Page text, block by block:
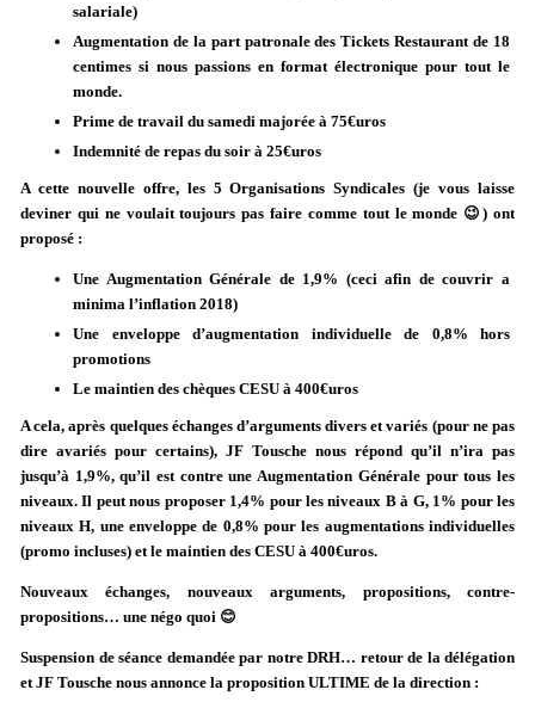
salariale)
Augmentation de la part patronale des Tickets Restaurant de 18
centimes si nous passions en format électronique pour tout le
monde.
Prime de travail du samedi majorée à 75€uros
Indemnité de repas du soir à 25€uros
A cette nouvelle offre, les 5 Organisations Syndicales (je vous laisse
deviner qui ne voulait toujours pas faire comme tout le monde 😉) ont
proposé :
Une Augmentation Générale de 1,9% (ceci afin de couvrir a
minima l’inflation 2018)
Une enveloppe d’augmentation individuelle de 0,8% hors
promotions
Le maintien des chèques CESU à 400€uros
A cela, après quelques échanges d’arguments divers et variés (pour ne pas
dire avariés pour certains), JF Tousche nous répond qu’il n’ira pas
jusqu’à 1,9%, qu’il est contre une Augmentation Générale pour tous les
niveaux. Il peut nous proposer 1,4% pour les niveaux B à G, 1% pour les
niveaux H, une enveloppe de 0,8% pour les augmentations individuelles
(promo incluses) et le maintien des CESU à 400€uros.
Nouveaux échanges, nouveaux arguments, propositions, contre-
propositions… une négo quoi 😊
Suspension de séance demandée par notre DRH… retour de la délégation
et JF Tousche nous annonce la proposition ULTIME de la direction :